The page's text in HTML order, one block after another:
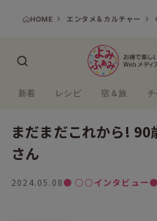
HOME エンタメ＆カルチャー
新着 レシピ 宿＆旅
まだまだこれから!
さん
2024.05.08● ○○インタビュー